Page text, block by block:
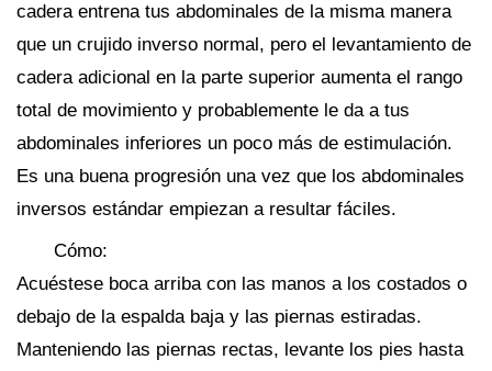
cadera entrena tus abdominales de la misma manera
que un crujido inverso normal, pero el levantamiento de
cadera adicional en la parte superior aumenta el rango
total de movimiento y probablemente le da a tus
abdominales inferiores un poco más de estimulación.
Es una buena progresión una vez que los abdominales
inversos estándar empiezan a resultar fáciles.
Cómo:
Acuéstese boca arriba con las manos a los costados o
debajo de la espalda baja y las piernas estiradas.
Manteniendo las piernas rectas, levante los pies hasta